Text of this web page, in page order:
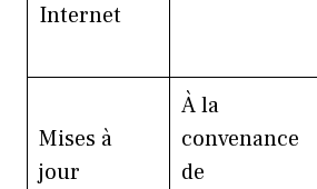
Internet
Mises à
jour
À la
convenance
de